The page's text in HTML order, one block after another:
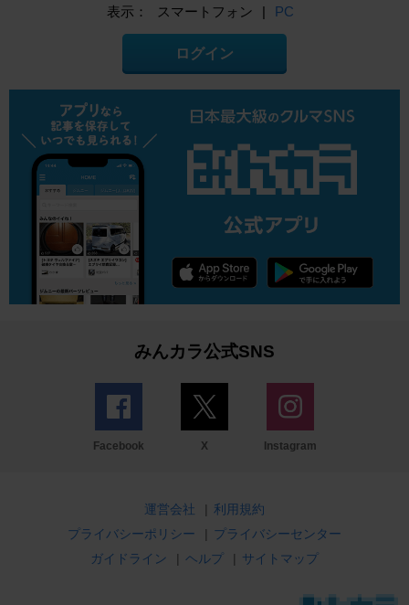
表示： スマートフォン | PC
ログイン
みんカラ公式SNS
Facebook X Instagram
運営会社 | 利用規約
プライバシーポリシー
| プライバシーセンター
ガイドライン
| ヘルプ | サイトマップ